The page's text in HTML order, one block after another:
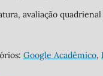
avaliação
Google Acadêmico,